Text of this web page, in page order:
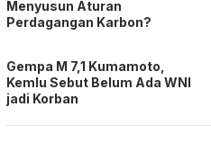
Menyusun Aturan
Perdagangan Karbon?
Gempa M 7,1 Kumamoto,
Kemlu Sebut Belum Ada WNI
jadi Korban